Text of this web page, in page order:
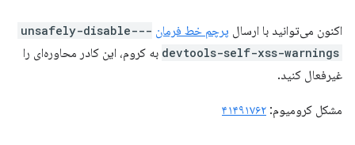
اکنون می‌توانید با ارسال پرچم خط فرمان
--unsafely-disable-
devtools-self-xss-warnings به کروم، این کادر محاوره‌ای را
غیرفعال کنید.
مشکل کرومیوم: ۴۱۴۹۱۷۶۲